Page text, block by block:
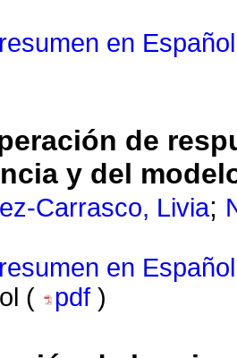
resumen en Español
de
y del
Carrasco, Livia;
resumen en Español
(
pdf )